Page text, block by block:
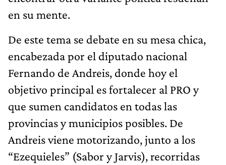
en su mente.
De este tema se debate en su mesa chica,
encabezada por el diputado nacional
Fernando de Andreis, donde hoy el
objetivo principal es fortalecer al PRO y
que sumen candidatos en todas las
provincias y municipios posibles. De
Andreis viene motorizando, junto a los
“Ezequieles” (Sabor y Jarvis), recorridas